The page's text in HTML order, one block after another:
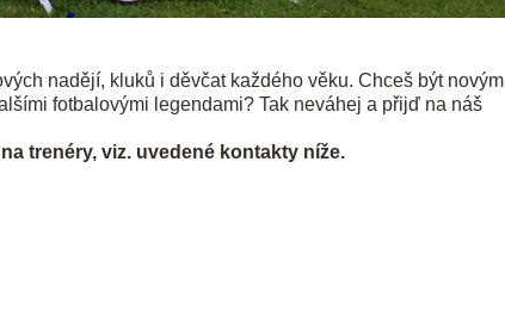
nadějí, kluků i děvčat každého věku. Chceš být novým
fotbalovými legendami? Tak neváhej a přijď na náš
trenéry, viz. uvedené kontakty níže.